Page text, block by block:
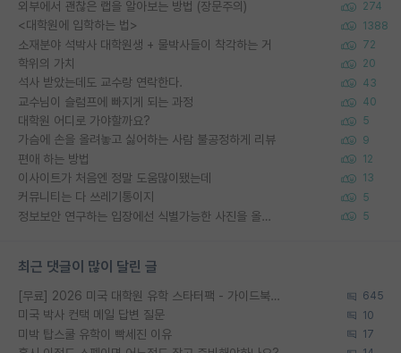
외부에서 괜찮은 랩을 알아보는 방법 (장문주의) 274
<대학원에 입학하는 법> 1388
소재분야 석박사 대학원생 + 물박사들이 착각하는 거 72
학위의 가치 20
석사 받았는데도 교수랑 연락한다. 43
교수님이 슬럼프에 빠지게 되는 과정 40
대학원 어디로 가야할까요? 5
가슴에 손을 올려놓고 싫어하는 사람 불공정하게 리뷰 9
편애 하는 방법 12
이사이트가 처음엔 정말 도움많이됐는데 13
커뮤니티는 다 쓰레기통이지 5
정보보안 연구하는 입장에선 식별가능한 사진을 올리는건 비추이긴함 5
최근 댓글이 많이 달린 글
[무료] 2026 미국 대학원 유학 스타터팩 - 가이드북 & 합격자 컨택메일 템플릿 645
미국 박사 컨택 메일 답변 질문 10
미박 탑스쿨 유학이 빡세진 이유 17